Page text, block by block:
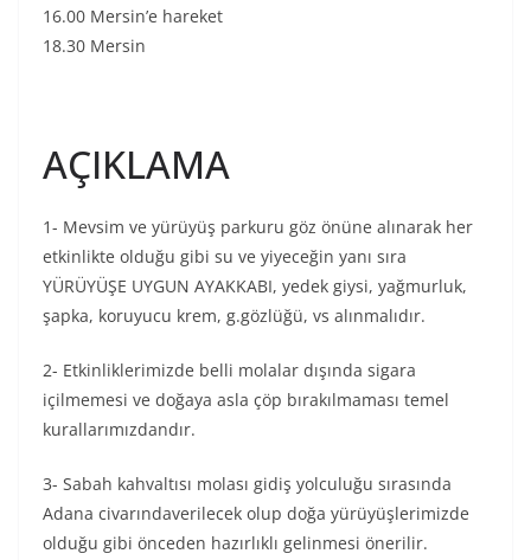
16.00 Mersin’e hareket
18.30 Mersin
AÇIKLAMA
1- Mevsim ve yürüyüş parkuru göz önüne alınarak her
etkinlikte olduğu gibi su ve yiyeceğin yanı sıra
YÜRÜYÜŞE UYGUN AYAKKABI, yedek giysi, yağmurluk,
şapka, koruyucu krem, g.gözlüğü, vs alınmalıdır.
2- Etkinliklerimizde belli molalar dışında sigara
içilmemesi ve doğaya asla çöp bırakılmaması temel
kurallarımızdandır.
3- Sabah kahvaltısı molası gidiş yolculuğu sırasında
Adana civarındaverilecek olup doğa yürüyüşlerimizde
olduğu gibi önceden hazırlıklı gelinmesi önerilir.